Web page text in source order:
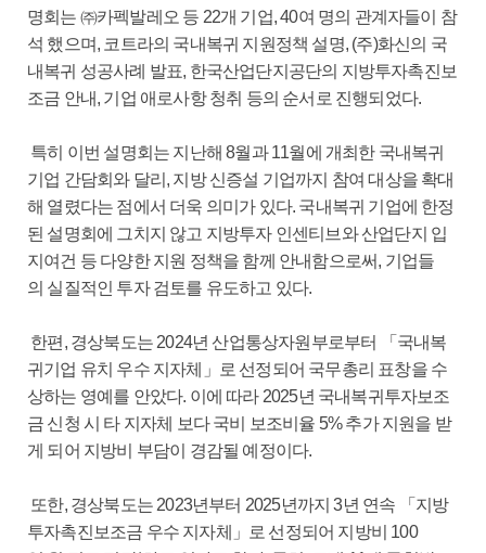
명회는 ㈜카펙발레오 등 22개 기업, 40여 명의 관계자들이 참
석 했으며, 코트라의 국내복귀 지원정책 설명, (주)화신의 국
내복귀 성공사례 발표, 한국산업단지공단의 지방투자촉진보
조금 안내, 기업 애로사항 청취 등의 순서로 진행되었다.
특히 이번 설명회는 지난해 8월과 11월에 개최한 국내복귀
기업 간담회와 달리, 지방 신증설 기업까지 참여 대상을 확대
해 열렸다는 점에서 더욱 의미가 있다. 국내복귀 기업에 한정
된 설명회에 그치지 않고 지방투자 인센티브와 산업단지 입
지여건 등 다양한 지원 정책을 함께 안내함으로써, 기업들
의 실질적인 투자 검토를 유도하고 있다.
한편, 경상북도는 2024년 산업통상자원부로부터 「국내복
귀기업 유치 우수 지자체」로 선정되어 국무총리 표창을 수
상하는 영예를 안았다. 이에 따라 2025년 국내복귀투자보조
금 신청 시 타 지자체 보다 국비 보조비율 5% 추가 지원을 받
게 되어 지방비 부담이 경감될 예정이다.
또한, 경상북도는 2023년부터 2025년까지 3년 연속 「지방
투자촉진보조금 우수 지자체」로 선정되어 지방비 100